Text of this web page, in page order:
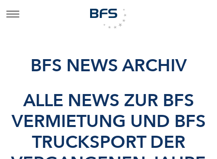
BFS NEWS ARCHIV
ALLE NEWS ZUR BFS
VERMIETUNG UND BFS
TRUCKSPORT DER